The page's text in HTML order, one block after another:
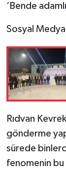
‘Bende
​Sosyal Medya
​Rıdvan
gönderme
sürede
fenomenin bu